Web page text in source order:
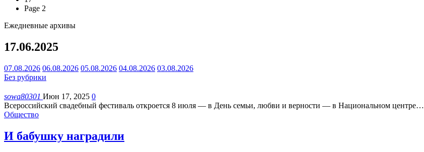
Page 2
Ежедневные архивы
17.06.2025
07.08.2026 06.08.2026 05.08.2026 04.08.2026 03.08.2026
Без рубрики
sowa80301 Июн 17, 2025 0
Всероссийский свадебный фестиваль откроется 8 июля — в День семьи, любви и верности — в Национальном центре…
Общество
И бабушку наградили